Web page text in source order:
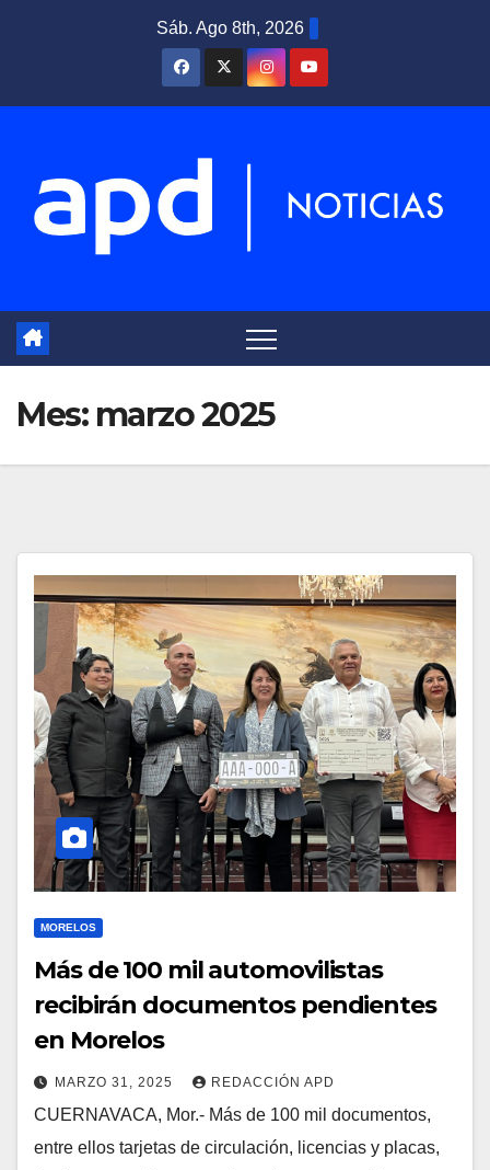
Sáb. Ago 8th, 2026
Mes: marzo 2025
MORELOS
Más de 100 mil automovilistas
recibirán documentos pendientes
en Morelos
MARZO 31, 2025 REDACCIÓN APD
CUERNAVACA, Mor.- Más de 100 mil documentos,
entre ellos tarjetas de circulación, licencias y placas,